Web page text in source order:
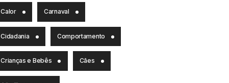
Calor Carnaval
Cidadania Comportamento
Crianças e Bebês Cães